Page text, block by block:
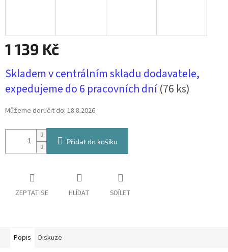
1 139 Kč
cena:
Skladem v centrálním skladu dodavatele,
expedujeme do 6 pracovních dní(76 ks)
Můžeme doručit do: 18.8.2026
Přidat do košíku
ZEPTAT SE HLÍDAT SDÍLET
Popis Diskuze